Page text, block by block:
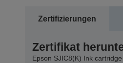
Zertifizierungen
Zertifikat
Epson SJIC8(K) Ink